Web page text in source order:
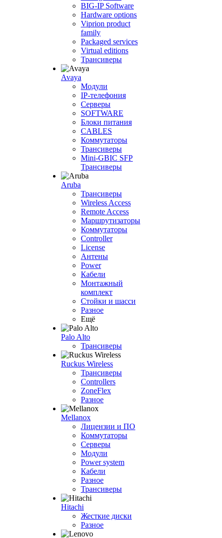
BIG-IP Software
Hardware options
Viprion product
family
Packaged services
Virtual editions
Трансиверы
Avaya
Модули
IP-телефония
Серверы
SOFTWARE
Блоки питания
CABLES
Коммутаторы
Трансиверы
Mini-GBIC SFP
Трансиверы
Aruba
Трансиверы
Wireless Access
Remote Access
Маршрутизаторы
Коммутаторы
Controller
License
Антены
Power
Кабели
Монтажный
комплект
Стойки и шасси
Разное
Ещё
Palo Alto
Трансиверы
Ruckus Wireless
Трансиверы
Controllers
ZoneFlex
Разное
Mellanox
Лицензии и ПО
Коммутаторы
Серверы
Модули
Power system
Кабели
Разное
Трансиверы
Hitachi
Жесткие диски
Разное